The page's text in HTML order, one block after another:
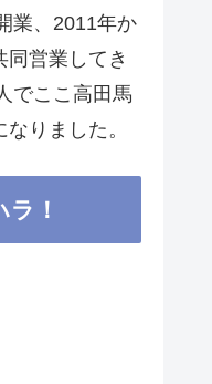
業、2011年か
同営業してき
でここ高田馬
りました。
！